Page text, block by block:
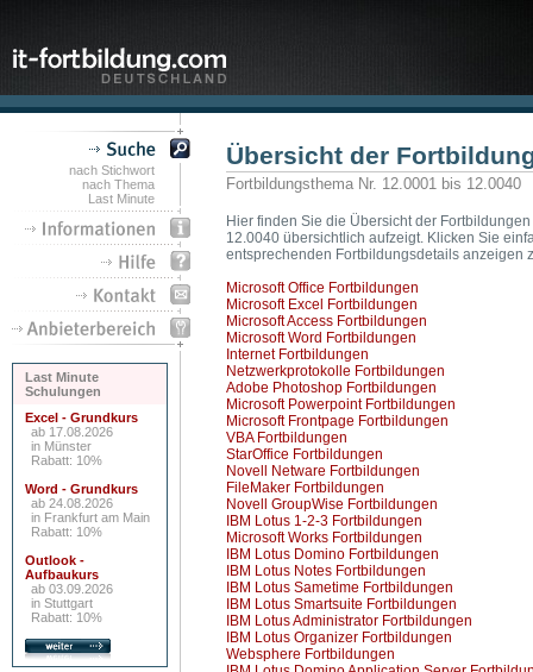
nach Stichwort
nach Thema
Last Minute
Last Minute
Schulungen
Excel - Grundkurs
ab 17.08.2026
in Münster
Rabatt: 10%
Word - Grundkurs
ab 24.08.2026
in Frankfurt am Main
Rabatt: 10%
Outlook -
Aufbaukurs
ab 03.09.2026
in Stuttgart
Rabatt: 10%
Übersicht der
Fortbildungsthema Nr. 12.0001 bis 12.0040
Hier finden Sie die Übersicht der
12.0040 übersichtlich aufzeigt. Klicken Sie
entsprechenden Fortbildungsdetails anzeigen
Microsoft Office Fortbildungen
Microsoft Excel Fortbildungen
Microsoft Access Fortbildungen
Microsoft Word Fortbildungen
Internet Fortbildungen
Netzwerkprotokolle Fortbildungen
Adobe Photoshop Fortbildungen
Microsoft Powerpoint Fortbildungen
Microsoft Frontpage Fortbildungen
VBA Fortbildungen
StarOffice Fortbildungen
Novell Netware Fortbildungen
FileMaker Fortbildungen
Novell GroupWise Fortbildungen
IBM Lotus 1-2-3 Fortbildungen
Microsoft Works Fortbildungen
IBM Lotus Domino Fortbildungen
IBM Lotus Notes Fortbildungen
IBM Lotus Sametime Fortbildungen
IBM Lotus Smartsuite Fortbildungen
IBM Lotus Administrator Fortbildungen
IBM Lotus Organizer Fortbildungen
Websphere Fortbildungen